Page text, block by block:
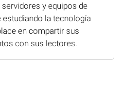
y equipos de
la tecnología
en compartir sus
con sus lectores.